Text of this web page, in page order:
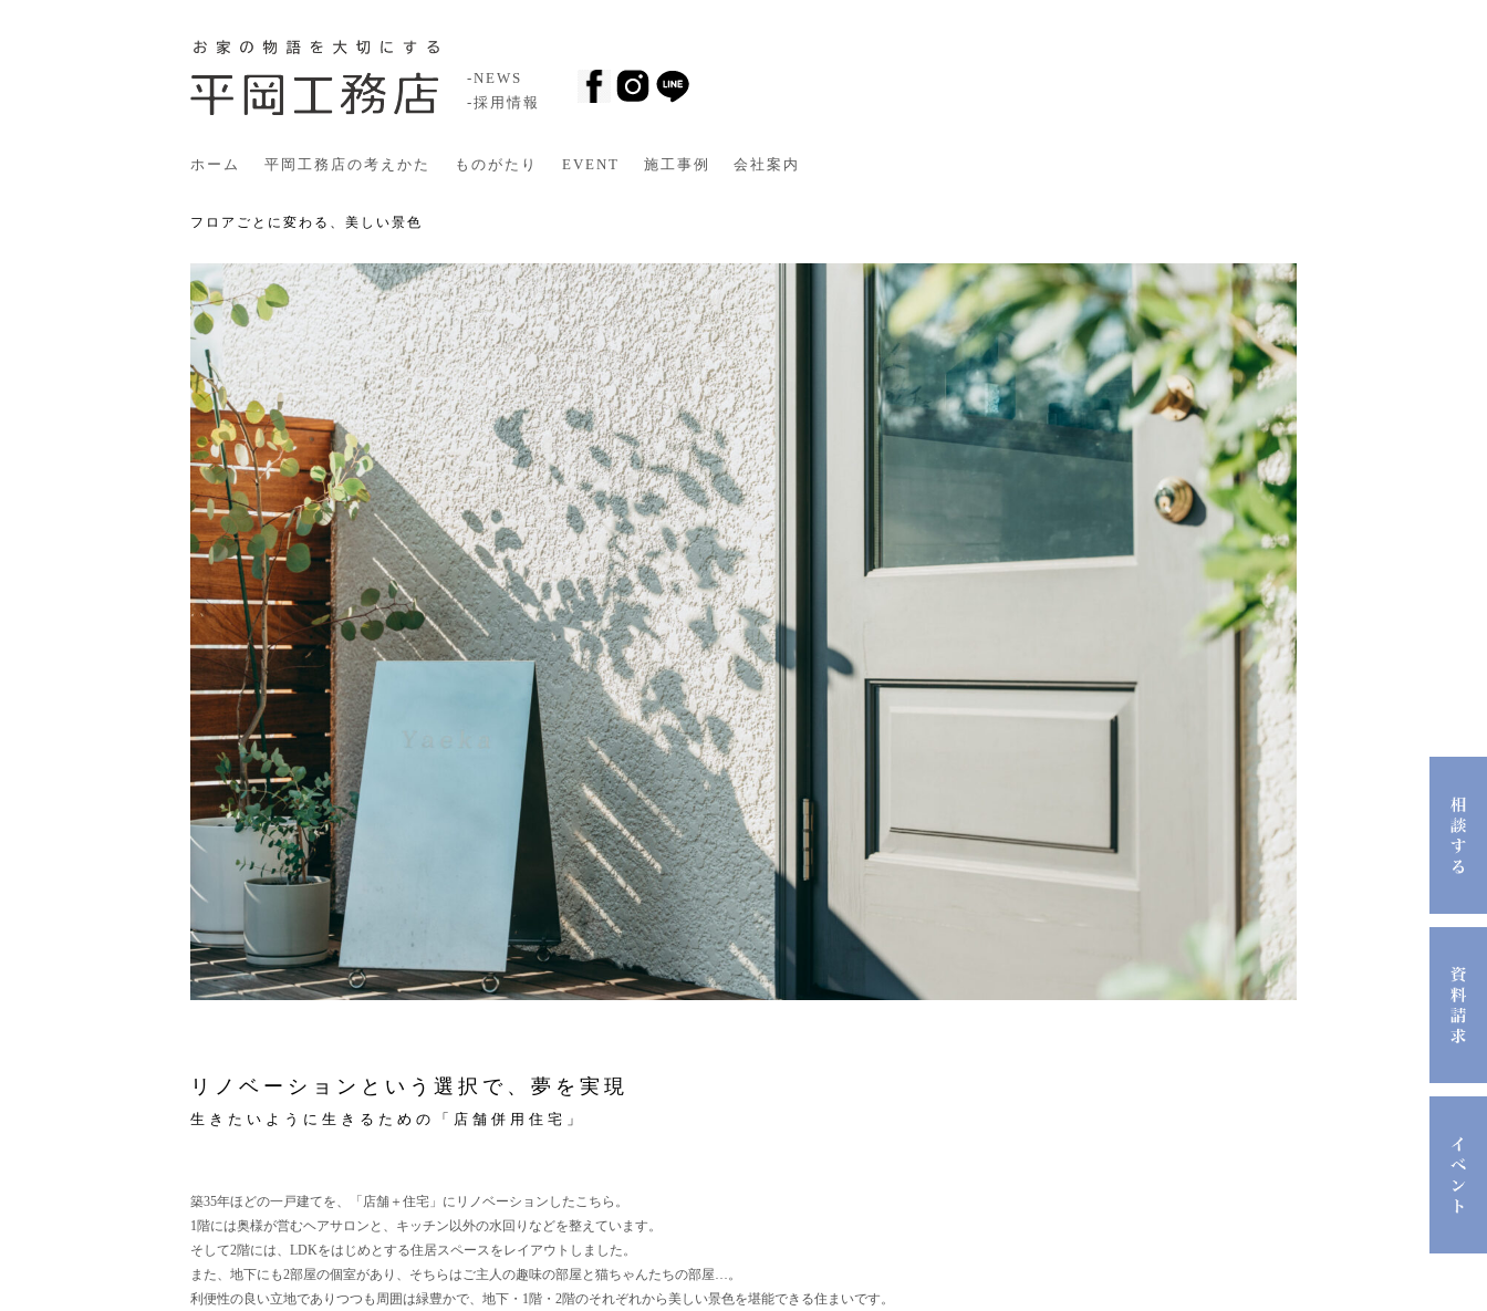
-NEWS
-採用情報
ホーム 平岡工務店の考えかた ものがたり EVENT 施工事例 会社案内
フロアごとに変わる、美しい景色
リノベーションという選択で、夢を実現
生きたいように生きるための「店舗併用住宅」
築35年ほどの一戸建てを、「店舗＋住宅」にリノベーションしたこちら。
1階には奥様が営むヘアサロンと、キッチン以外の水回りなどを整えています。
そして2階には、LDKをはじめとする住居スペースをレイアウトしました。
また、地下にも2部屋の個室があり、そちらはご主人の趣味の部屋と猫ちゃんたちの部屋…。
利便性の良い立地でありつつも周囲は緑豊かで、地下・1階・2階のそれぞれから美しい景色を堪能できる住まいです。